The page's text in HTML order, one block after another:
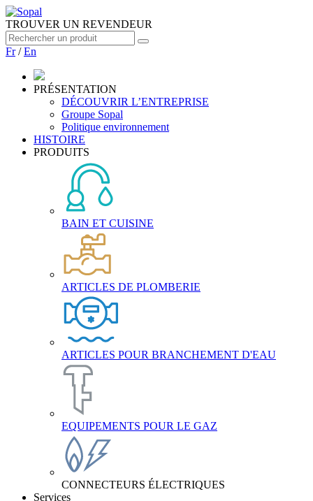
TROUVER UN REVENDEUR
Fr/En
PRÉSENTATION
DÉCOUVRIR L’ENTREPRISE
Groupe Sopal
Politique environnement
HISTOIRE
PRODUITS
BAIN ET CUISINE
ARTICLES DE PLOMBERIE
ARTICLES POUR BRANCHEMENT D'EAU
EQUIPEMENTS POUR LE GAZ
CONNECTEURS ÉLECTRIQUES
Services